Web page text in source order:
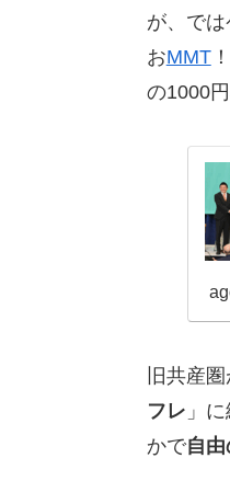
が、で
おMMT
の1000
旧共産
フレ 」
かで自由